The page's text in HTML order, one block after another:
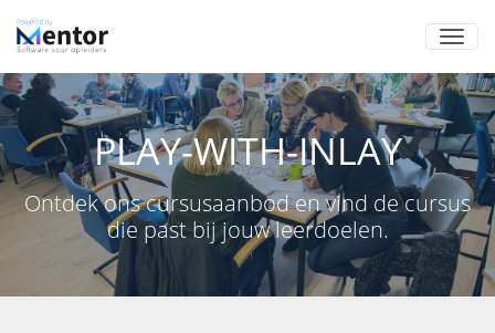
PLAY-WITH-INLAY
Ontdek ons cursusaanbod en vind de cursus
die past bij jouw leerdoelen.